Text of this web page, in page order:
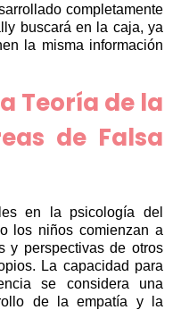
completamente
buscará en la caja, ya
la misma información
Teoría de la
de Falsa
en la psicología del
los niños comienzan a
y perspectivas de otros
La capacidad para
se considera una
de la empatía y la